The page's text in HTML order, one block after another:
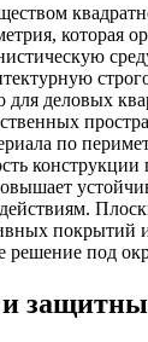
которая
для деловых
по
конструкции
покрытий
решение под